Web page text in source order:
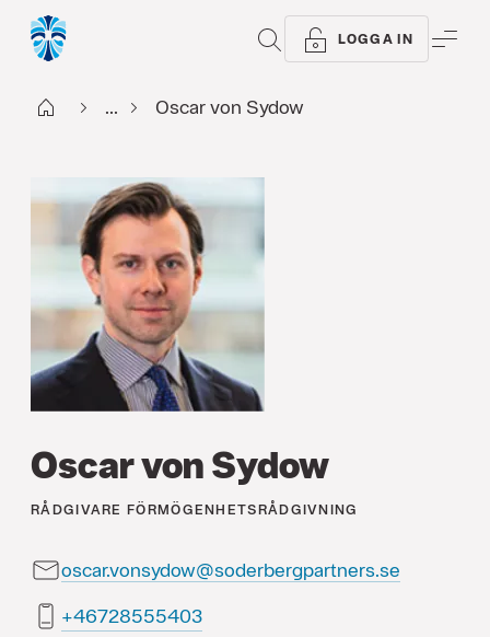
SÖK LOGGA IN
Start ... Oscar von Sydow
Oscar von Sydow
RÅDGIVARE FÖRMÖGENHETSRÅDGIVNING
oscar.vonsydow@soderbergpartners.se
30455582764+